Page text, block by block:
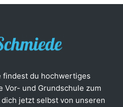
findest du hochwertiges
Vor- und Grundschule zum
jetzt selbst von unseren